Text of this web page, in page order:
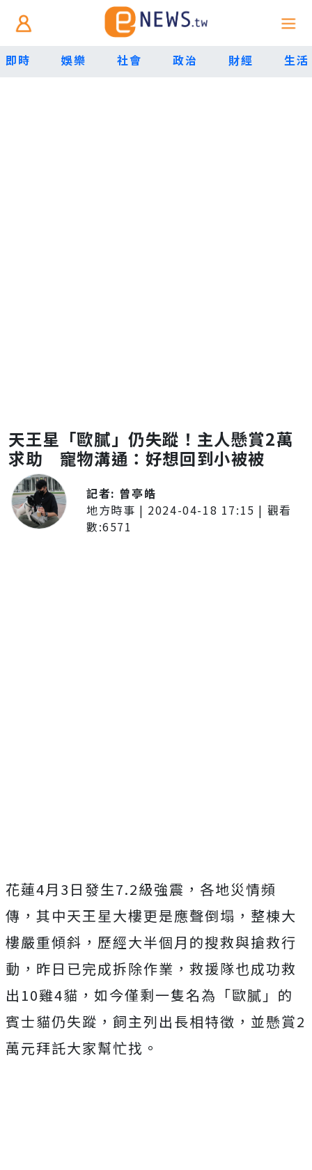
即時 娛樂 社會 政治 財經 生活
天王星「歐膩」仍失蹤！主人懸賞2萬
求助 寵物溝通：好想回到小被被
記者: 曾亭皓
地方時事 | 2024-04-18 17:15 | 觀看
數:6571
花蓮4月3日發生7.2級強震，各地災情頻
傳，其中天王星大樓更是應聲倒塌，整棟大
樓嚴重傾斜，歷經大半個月的搜救與搶救行
動，昨日已完成拆除作業，救援隊也成功救
出10雞4貓，如今僅剩一隻名為「歐膩」的
賓士貓仍失蹤，飼主列出長相特徵，並懸賞2
萬元拜託大家幫忙找。